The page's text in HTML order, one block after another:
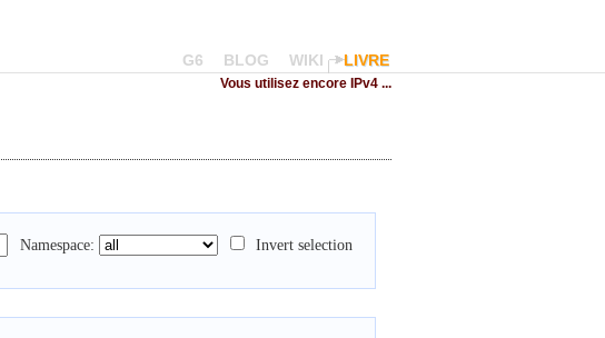
G6 BLOG WIKI LIVRE
Vous utilisez encore IPv4 ...
Namespace: Invert selection